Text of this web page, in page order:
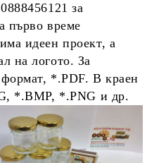
за
първо време
идеен проект, а
на логото. За
*.PDF. В краен
*.BMP, *.PNG и др.